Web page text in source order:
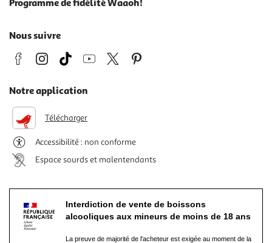
Nous suivre
Notre application
Télécharger
Accessibilité : non conforme
Espace sourds et malentendants
Interdiction de vente de boissons
alcooliques aux mineurs de moins de 18 ans
La preuve de majorité de l'acheteur est exigée au moment de la